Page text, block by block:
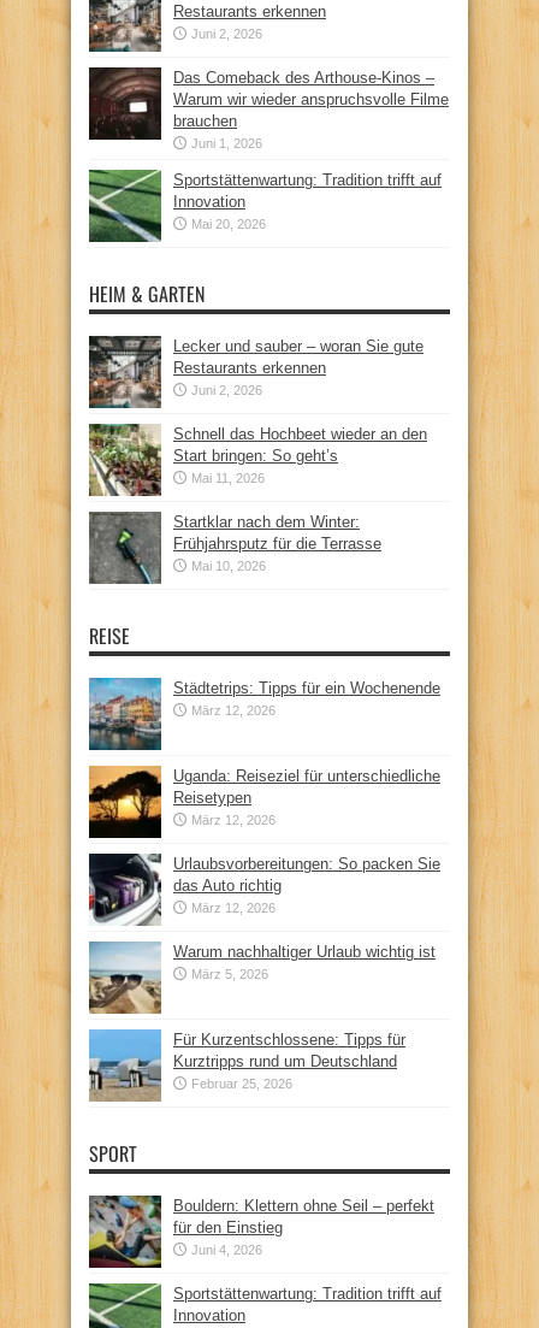
Restaurants erkennen
Juni 2, 2026
Das Comeback des Arthouse-Kinos –
Warum wir wieder anspruchsvolle Filme
brauchen
Juni 1, 2026
Sportstättenwartung: Tradition trifft auf
Innovation
Mai 20, 2026
HEIM & GARTEN
Lecker und sauber – woran Sie gute
Restaurants erkennen
Juni 2, 2026
Schnell das Hochbeet wieder an den
Start bringen: So geht’s
Mai 11, 2026
Startklar nach dem Winter:
Frühjahrsputz für die Terrasse
Mai 10, 2026
REISE
Städtetrips: Tipps für ein Wochenende
März 12, 2026
Uganda: Reiseziel für unterschiedliche
Reisetypen
März 12, 2026
Urlaubsvorbereitungen: So packen Sie
das Auto richtig
März 12, 2026
Warum nachhaltiger Urlaub wichtig ist
März 5, 2026
Für Kurzentschlossene: Tipps für
Kurztripps rund um Deutschland
Februar 25, 2026
SPORT
Bouldern: Klettern ohne Seil – perfekt
für den Einstieg
Juni 4, 2026
Sportstättenwartung: Tradition trifft auf
Innovation